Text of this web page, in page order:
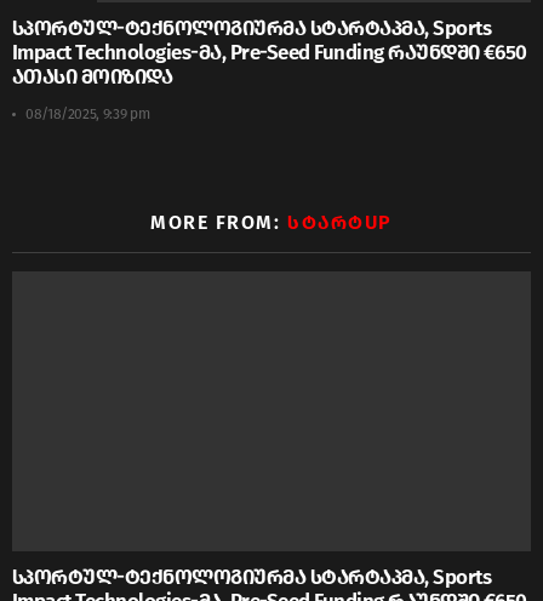
სპორტულ-ტექნოლოგიურმა სტარტაპმა, Sports
Impact Technologies-მა, Pre-Seed Funding რაუნდში €650
ათასი მოიზიდა
08/18/2025, 9:39 pm
MORE FROM:ᲡᲢᲐᲠᲢUP
სპორტულ-ტექნოლოგიურმა სტარტაპმა, Sports